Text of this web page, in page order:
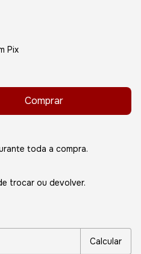
Pix
toda a compra.
trocar ou devolver.
Calcular